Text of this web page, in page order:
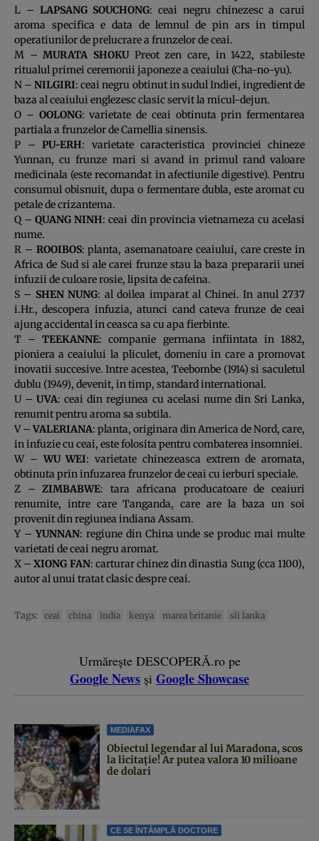
L – LAPSANG SOUCHONG: ceai negru chinezesc a carui
aroma specifica e data de lemnul de pin ars in timpul
operatiunilor de prelucrare a frunzelor de ceai.
M –MURATA SHOKU Preot zen care, in 1422, stabileste
ritualul primei ceremonii japoneze a ceaiului (Cha-no-yu).
N –NILGIRI: ceai negru obtinut in sudul Indiei, ingredient de
baza al ceaiului englezesc clasic servit la micul-dejun.
O – OOLONG: varietate de ceai obtinuta prin fermentarea
partiala a frunzelor de Camellia sinensis.
P – PU-ERH: varietate caracteristica provinciei chineze
Yunnan, cu frunze mari si avand in primul rand valoare
medicinala (este recomandat in afectiunile digestive). Pentru
consumul obisnuit, dupa o fermentare dubla, este aromat cu
petale de crizantema.
Q –QUANG NINH: ceai din provincia vietnameza cu acelasi
nume.
R – ROOIBOS: planta, asemanatoare ceaiului, care creste in
Africa de Sud si ale carei frunze stau la baza prepararii unei
infuzii de culoare rosie, lipsita de cafeina.
S – SHEN NUNG: al doilea imparat al Chinei. In anul 2737
i.Hr., descopera infuzia, atunci cand cateva frunze de ceai
ajung accidental in ceasca sa cu apa fierbinte.
T –TEEKANNE: companie germana infiintata in 1882,
pioniera a ceaiului la pliculet, domeniu in care a promovat
inovatii succesive. Intre acestea, Teebombe (1914) si saculetul
dublu (1949), devenit, in timp, standard international.
U –UVA: ceai din regiunea cu acelasi nume din Sri Lanka,
renumit pentru aroma sa subtila.
V – VALERIANA: planta, originara din America de Nord, care,
in infuzie cu ceai, este folosita pentru combaterea insomniei.
W – WU WEI: varietate chinezeasca extrem de aromata,
obtinuta prin infuzarea frunzelor de ceai cu ierburi speciale.
Z –ZIMBABWE: tara africana producatoare de ceaiuri
renumite, intre care Tanganda, care are la baza un soi
provenit din regiunea indiana Assam.
Y – YUNNAN: regiune din China unde se produc mai multe
varietati de ceai negru aromat.
X –XIONG FAN: carturar chinez din dinastia Sung (cca 1100),
autor al unui tratat clasic despre ceai.
Tags: ceai china india kenya marea britanie sli lanka
Urmărește DESCOPERĂ.ro pe
Google News și Google Showcase
MEDIAFAX
Obiectul legendar al lui Maradona, scos
la licitație! Ar putea valora 10 milioane
de dolari
CE SE ÎNTÂMPLĂ DOCTORE